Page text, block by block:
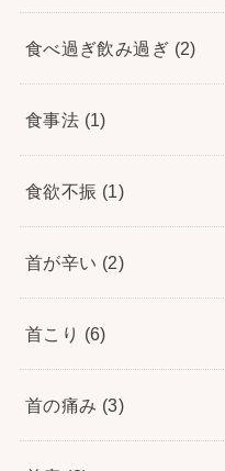
食べ過ぎ飲み過ぎ (2)
食事法 (1)
食欲不振 (1)
首が辛い (2)
首こり (6)
首の痛み (3)